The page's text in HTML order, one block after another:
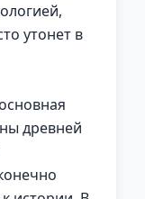
утонет в
древней